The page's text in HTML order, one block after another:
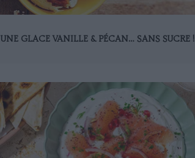
UNE GLACE VANILLE & PÉCAN… SANS SUCRE !